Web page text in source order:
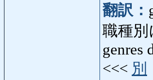
翻訳：
職種別
genres
<<< 別